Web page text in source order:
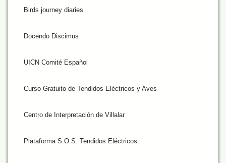
Birds journey diaries
Docendo Discimus
UICN Comité Español
Curso Gratuito de Tendidos Eléctricos y Aves
Centro de Interpretación de Villalar
Plataforma S.O.S. Tendidos Eléctricos